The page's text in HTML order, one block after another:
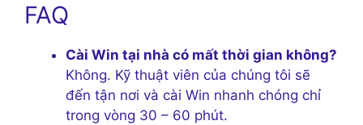
FAQ
Cài Win tại nhà có mất thời gian không?
Không. Kỹ thuật viên của chúng tôi sẽ
đến tận nơi và cài Win nhanh chóng chỉ
trong vòng 30 – 60 phút.